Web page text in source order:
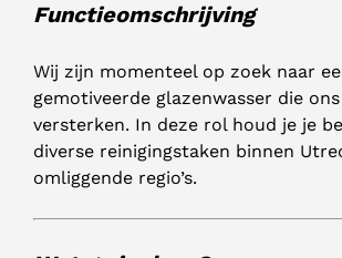
Functieomschrijving
Wij zijn momenteel op zoek naar
gemotiveerde glazenwasser die
versterken. In deze rol houd je je
diverse reinigingstaken binnen
omliggende regio’s.